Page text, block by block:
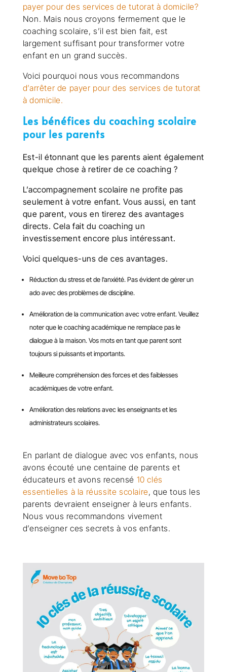
payer pour des services de tutorat à domicile?
Non. Mais nous croyons fermement que le
coaching scolaire, s’il est bien fait, est
largement suffisant pour transformer votre
enfant en un grand succès.
Voici pourquoi nous vous recommandons
d’arrêter de payer pour des services de tutorat
à domicile.
Les bénéfices du coaching scolaire
pour les parents
Est-il étonnant que les parents aient également
quelque chose à retirer de ce coaching ?
L’accompagnement scolaire ne profite pas
seulement à votre enfant. Vous aussi, en tant
que parent, vous en tirerez des avantages
directs. Cela fait du coaching un
investissement encore plus intéressant.
Voici quelques-uns de ces avantages.
Réduction du stress et de l’anxiété. Pas évident de gérer un
ado avec des problèmes de discipline.
Amélioration de la communication avec votre enfant. Veuillez
noter que le coaching académique ne remplace pas le
dialogue à la maison. Vos mots en tant que parent sont
toujours si puissants et importants.
Meilleure compréhension des forces et des faiblesses
académiques de votre enfant.
Amélioration des relations avec les enseignants et les
administrateurs scolaires.
En parlant de dialogue avec vos enfants, nous
avons écouté une centaine de parents et
éducateurs et avons recensé 10 clés
essentielles à la réussite scolaire, que tous les
parents devraient enseigner à leurs enfants.
Nous vous recommandons vivement
d’enseigner ces secrets à vos enfants.